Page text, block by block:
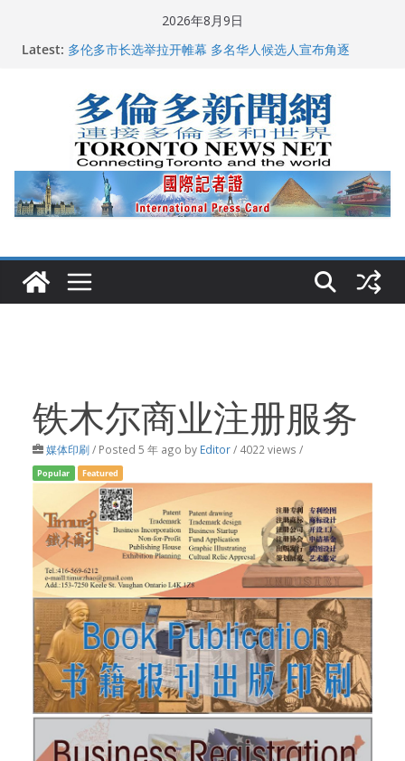
2026年8月9日
Latest: 多伦多市长选举拉开帷幕 多名华人候选人宣布角逐
关加拿大就业
2026加拿大青少年儿童绘画比赛颁奖典礼多伦多举行
龚晓华参加多伦多骄傲大游行 与市民分享竞选理念
铁木尔商业注册服务
媒体印刷/ Posted 5 年 ago by Editor/ 4022 views /
Popular Featured